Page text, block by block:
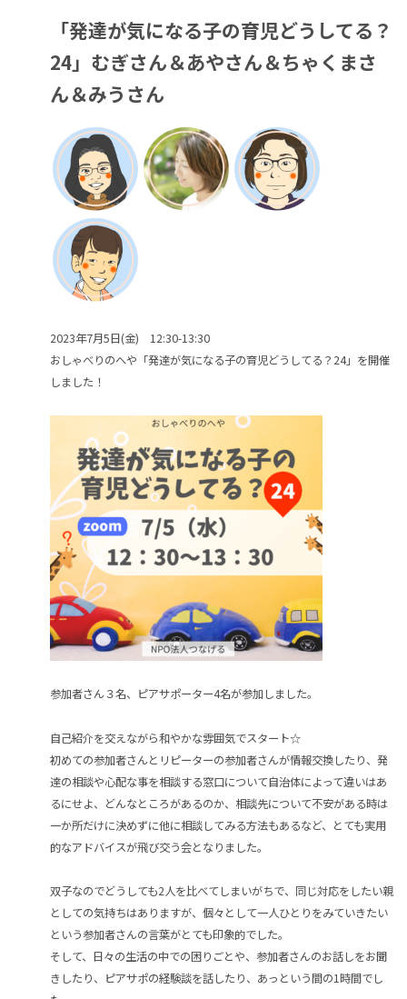
「発達が気になる子の育児どうしてる？
24」むぎさん＆あやさん＆ちゃくまさ
ん＆みうさん
2023年7月5日(金) 12:30-13:30
おしゃべりのへや「発達が気になる子の育児どうしてる？24」を開催
しました！
参加者さん３名、ピアサポーター4名が参加しました。
自己紹介を交えながら和やかな雰囲気でスタート☆
初めての参加者さんとリピーターの参加者さんが情報交換したり、発
達の相談や心配な事を相談する窓口について自治体によって違いはあ
るにせよ、どんなところがあるのか、相談先について不安がある時は
一か所だけに決めずに他に相談してみる方法もあるなど、とても実用
的なアドバイスが飛び交う会となりました。
双子なのでどうしても2人を比べてしまいがちで、同じ対応をしたい親
としての気持ちはありますが、個々として一人ひとりをみていきたい
という参加者さんの言葉がとても印象的でした。
そして、日々の生活の中での困りごとや、参加者さんのお話しをお聞
きしたり、ピアサポの経験談を話したり、あっという間の1時間でし